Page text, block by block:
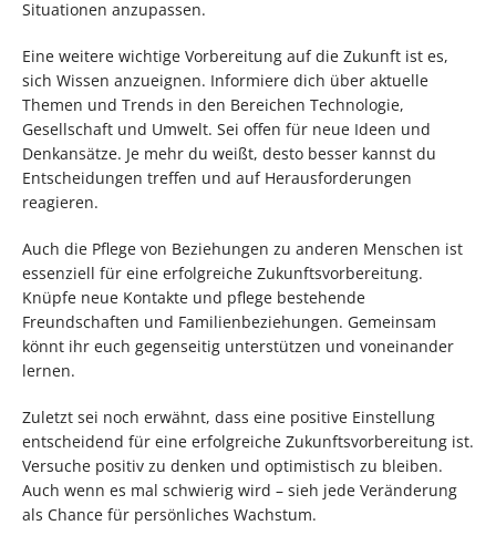
Situationen anzupassen.
Eine weitere wichtige Vorbereitung auf die Zukunft ist es,
sich Wissen anzueignen. Informiere dich über aktuelle
Themen und Trends in den Bereichen Technologie,
Gesellschaft und Umwelt. Sei offen für neue Ideen und
Denkansätze. Je mehr du weißt, desto besser kannst du
Entscheidungen treffen und auf Herausforderungen
reagieren.
Auch die Pflege von Beziehungen zu anderen Menschen ist
essenziell für eine erfolgreiche Zukunftsvorbereitung.
Knüpfe neue Kontakte und pflege bestehende
Freundschaften und Familienbeziehungen. Gemeinsam
könnt ihr euch gegenseitig unterstützen und voneinander
lernen.
Zuletzt sei noch erwähnt, dass eine positive Einstellung
entscheidend für eine erfolgreiche Zukunftsvorbereitung ist.
Versuche positiv zu denken und optimistisch zu bleiben.
Auch wenn es mal schwierig wird – sieh jede Veränderung
als Chance für persönliches Wachstum.